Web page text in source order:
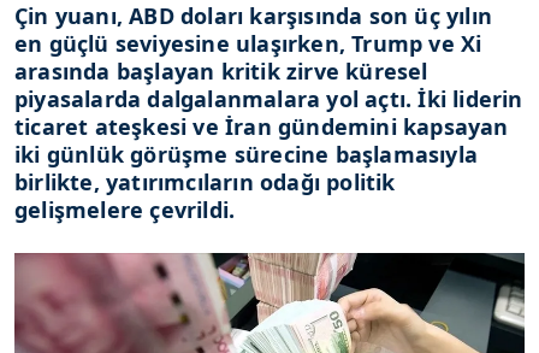
Çin yuanı, ABD doları karşısında son üç yılın
en güçlü seviyesine ulaşırken, Trump ve Xi
arasında başlayan kritik zirve küresel
piyasalarda dalgalanmalara yol açtı. İki liderin
ticaret ateşkesi ve İran gündemini kapsayan
iki günlük görüşme sürecine başlamasıyla
birlikte, yatırımcıların odağı politik
gelişmelere çevrildi.